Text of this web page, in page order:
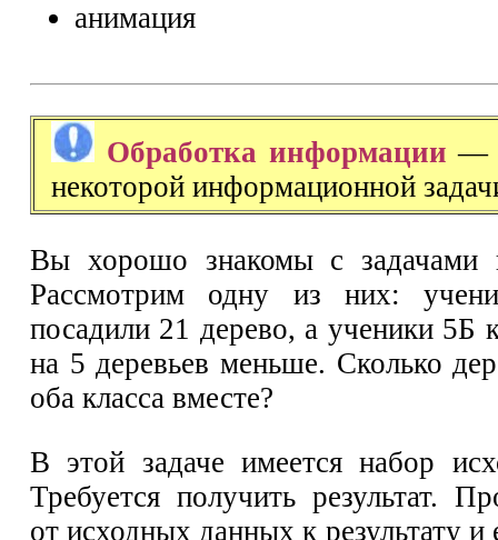
анимация
Обработка информации —
некоторой информационной
Вы хорошо знакомы с задачами
Рассмотрим одну из них:
посадили 21 дерево, а ученики 5Б
на 5 деревьев меньше. Сколько
оба класса вместе?
В этой задаче имеется набор
Требуется получить результат.
от исходных данных к результату и